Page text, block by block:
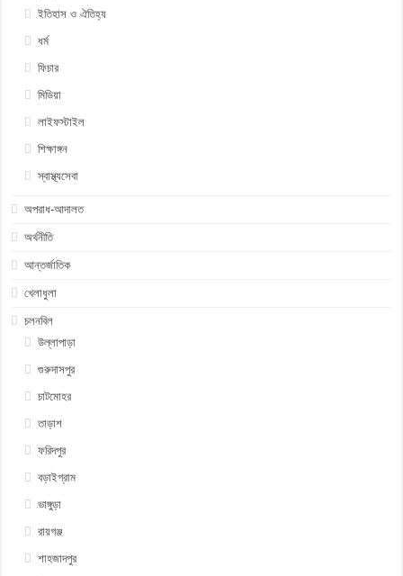
ইতিহাস ও ঐতিহ্য
ধর্ম
ফিচার
মিডিয়া
লাইফস্টাইল
শিক্ষাঙ্গন
স্বাস্থ্যসেবা
অপরাধ-আদালত
অর্থনীতি
আন্তর্জাতিক
খেলাধুলা
চলনবিল
উল্লাপাড়া
গুরুদাসপুর
চাটমোহর
তাড়াশ
ফরিদপুর
বড়াইগ্রাম
ভাঙ্গুড়া
রায়গঞ্জ
শাহজাদপুর